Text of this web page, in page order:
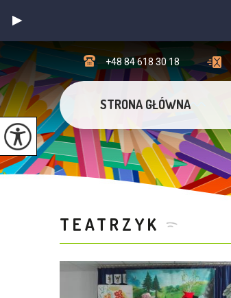
+48 84 618 30 18
STRONA GŁÓWNA
TEATRZYK